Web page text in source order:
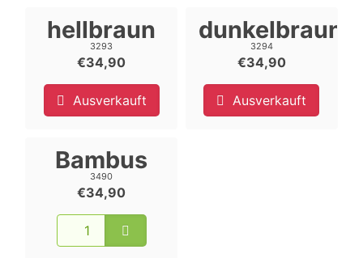
hellbraun
3293
€34,90
Ausverkauft
dunkelbraun
3294
€34,90
Ausverkauft
Bambus
3490
€34,90